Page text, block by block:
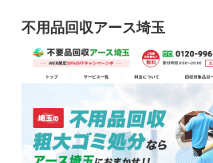
不用品回収アース埼玉